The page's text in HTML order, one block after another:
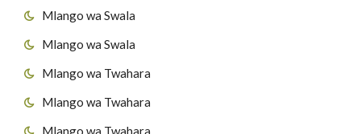
Mlango wa Swala
Mlango wa Swala
Mlango wa Twahara
Mlango wa Twahara
Mlango wa Twahara